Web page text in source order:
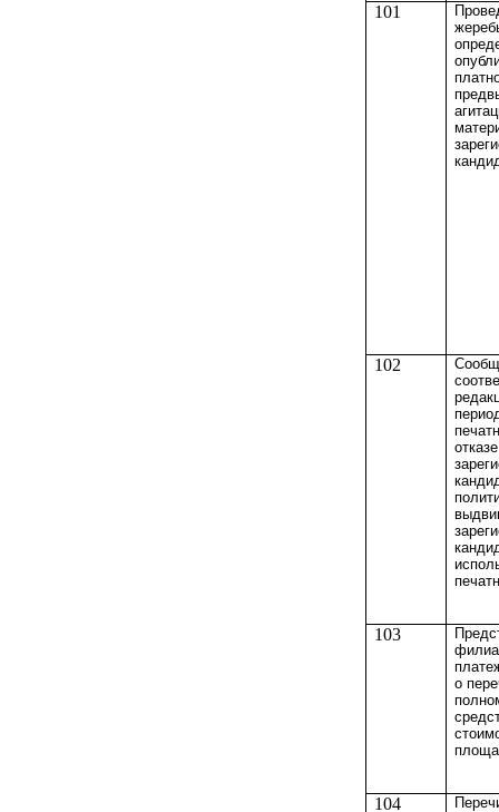
101
102
отказе
103
о
104